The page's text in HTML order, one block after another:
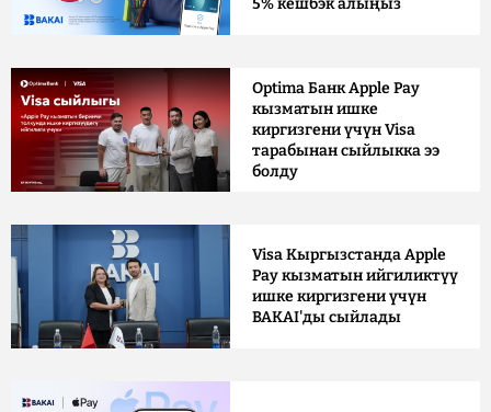
5% кешбэк алыңыз
Optima Банк Apple Pay
кызматын ишке
киргизгени үчүн Visa
тарабынан сыйлыкка ээ
болду
Visa Кыргызстанда Apple
Pay кызматын ийгиликтүү
ишке киргизгени үчүн
BAKAI'ды сыйлады